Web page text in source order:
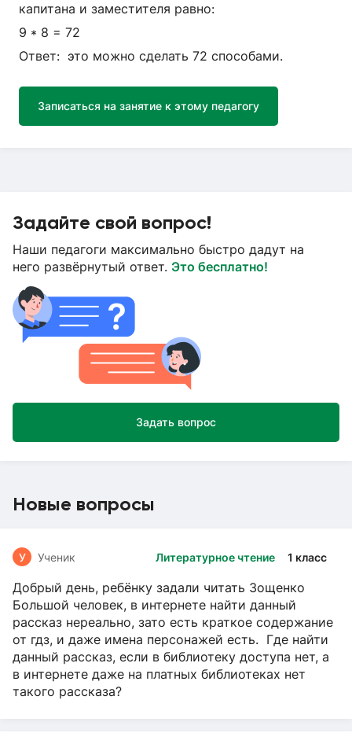
капитана и заместителя равно:
9 * 8 = 72
Ответ: это можно сделать 72 способами.
Записаться на занятие к этому педагогу
Задайте свой вопрос!
Наши педагоги максимально быстро дадут на
него развёрнутый ответ. Это бесплатно!
Задать вопрос
Новые вопросы
Литературное чтение 1 класс
У Ученик
Добрый день, ребёнку задали читать Зощенко
Большой человек, в интернете найти данный
рассказ нереально, зато есть краткое содержание
от гдз, и даже имена персонажей есть. Где найти
данный рассказ, если в библиотеку доступа нет, а
в интернете даже на платных библиотеках нет
такого рассказа?